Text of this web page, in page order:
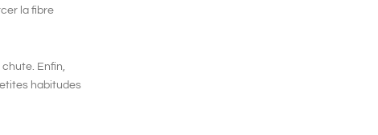
la fibre
Enfin,
habitudes